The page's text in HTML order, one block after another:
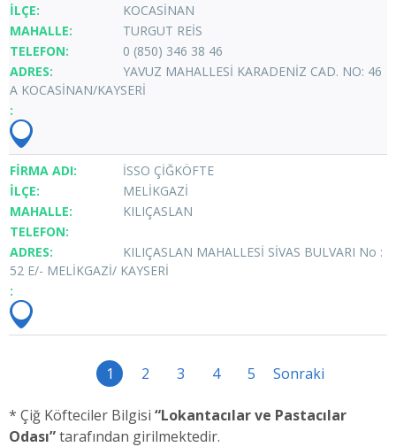
KOCASİNAN
TURGUT REİS
0 (850) 346 38 46
YAVUZ MAHALLESİ KARADENİZ CAD. NO: 46
A KOCASİNAN/KAYSERİ
İSSO ÇİĞKÖFTE
MELİKGAZİ
KILIÇASLAN
KILIÇASLAN MAHALLESİ SİVAS BULVARI No :
52 E/- MELİKGAZİ/ KAYSERİ
1 2 3 4 5 Sonraki
* Çiğ Köfteciler Bilgisi “Lokantacılar ve Pastacılar
Odası”tarafından girilmektedir.